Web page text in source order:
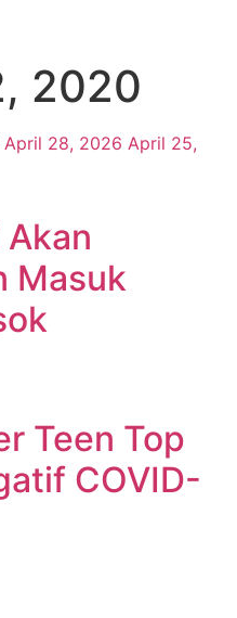
2020
April 28, 2026 April 25,
Masuk
Teen Top
COVID-